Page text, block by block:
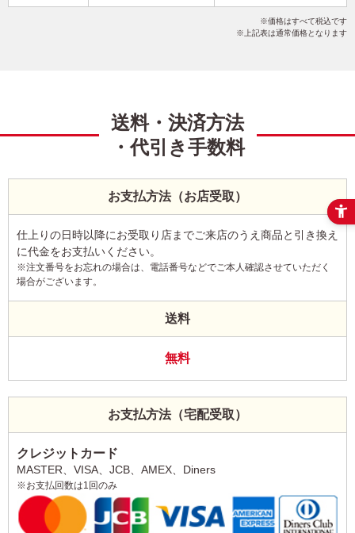
干支(午年) シンプル イラスト こだわりデザイン
価格はすべて税込です
上記表は通常価格となります
送料・決済方法
・代引き手数料
お支払方法（お店受取）
仕上りの日時以降にお受取り店までご来店のうえ商品と引き換え
に代金をお支払いください。
※注文番号をお忘れの場合は、電話番号などでご本人確認させていただく
場合がございます。
送料
無料
お支払方法（宅配受取）
クレジットカード
MASTER、VISA、JCB、AMEX、Diners
※お支払回数は1回のみ